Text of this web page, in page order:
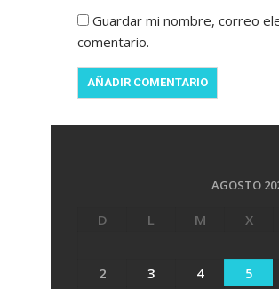
Guardar mi nombre, correo
comentario.
AGOSTO
D L M X
2
3 4 5